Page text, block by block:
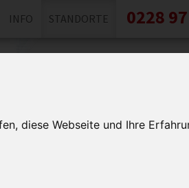
diese Webseite und Ihre
0228
INFO STANDORTE